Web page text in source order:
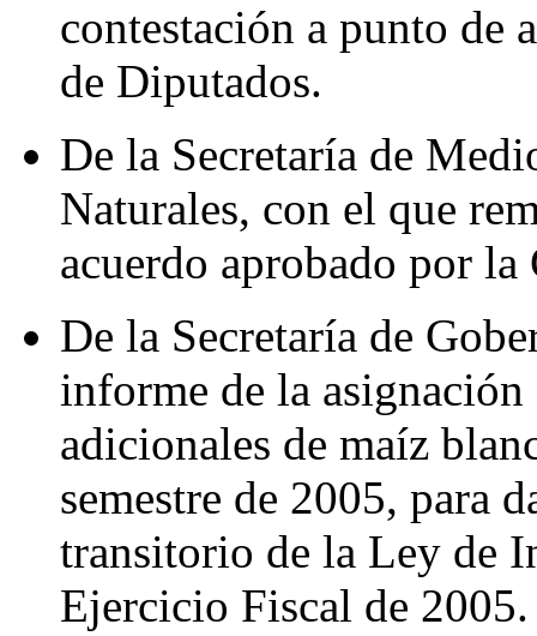
contestación a punto de
de Diputados.
De la Secretaría de
Naturales, con el que
acuerdo aprobado por
De la Secretaría de
informe de la
adicionales de maíz
semestre de 2005, para
transitorio de la Ley de
Ejercicio Fiscal de 2005.